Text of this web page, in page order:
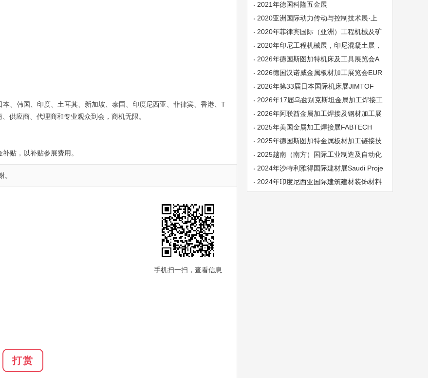
、韩国、印度、土耳其、新加坡、泰国、印度尼西亚、菲律宾、香港、T
供应商、代理商和专业观众到会，商机无限。
贴，以补贴参展费用。
手机扫一扫，查看信息
打赏
E China
2021年德国科隆五金展
2020亚洲国际动力传动与控制技术展·上
海PTC
2020年菲律宾国际（亚洲）工程机械及矿
山机械展览会
2020年印尼工程机械展，印尼混凝土展，
沥青设备车辆展
2026年德国斯图加特机床及工具展览会A
MB
2026德国汉诺威金属板材加工展览会EUR
OBLECH
2026年第33届日本国际机床展JIMTOF
2026年17届乌兹别克斯坦金属加工焊接工
程机械及冶金展览会
2026年阿联酋金属加工焊接及钢材加工展
览会
2025年美国金属加工焊接展FABTECH
2025年德国斯图加特金属板材加工链接技
术展
2025越南（南方）国际工业制造及自动化
展览会
2024年沙特利雅得国际建材展Saudi Proje
cts
2024年印度尼西亚国际建筑建材装饰材料